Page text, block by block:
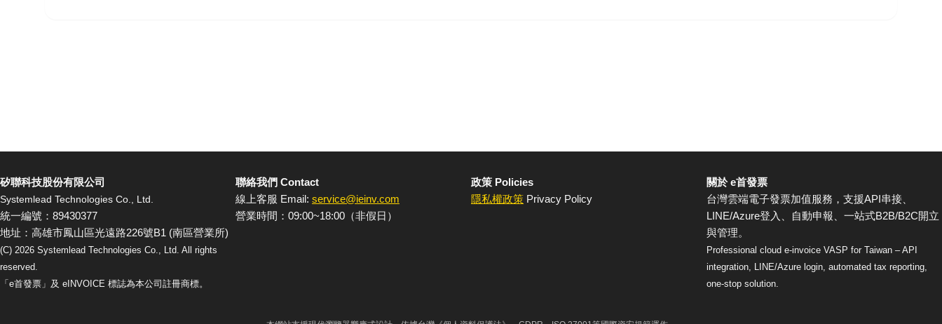
矽聯科技股份有限公司
Systemlead Technologies Co., Ltd.
統一編號：89430377
地址：高雄市鳳山區光遠路226號B1 (南區營業所)
(C) 2026 Systemlead Technologies Co., Ltd. All rights
reserved.
「e首發票」及 eINVOICE 標誌為本公司註冊商標。
聯絡我們 Contact
線上客服 Email: service@ieinv.com
營業時間：09:00~18:00（非假日）
政策 Policies
隱私權政策 Privacy Policy
關於 e首發票
台灣雲端電子發票加值服務，支援API串接、
LINE/Azure登入、自動申報、一站式B2B/B2C開立
與管理。
Professional cloud e-invoice VASP for Taiwan – API
integration, LINE/Azure login, automated tax reporting,
one-stop solution.